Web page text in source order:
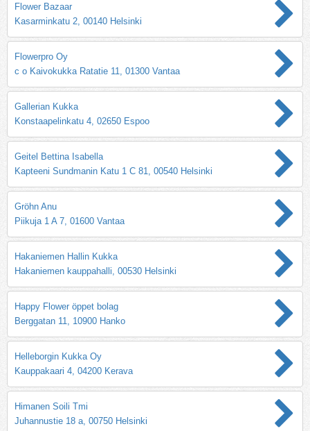
Flower Bazaar
Kasarminkatu 2, 00140 Helsinki
Flowerpro Oy
c o Kaivokukka Ratatie 11, 01300 Vantaa
Gallerian Kukka
Konstaapelinkatu 4, 02650 Espoo
Geitel Bettina Isabella
Kapteeni Sundmanin Katu 1 C 81, 00540 Helsinki
Gröhn Anu
Piikuja 1 A 7, 01600 Vantaa
Hakaniemen Hallin Kukka
Hakaniemen kauppahalli, 00530 Helsinki
Happy Flower öppet bolag
Berggatan 11, 10900 Hanko
Helleborgin Kukka Oy
Kauppakaari 4, 04200 Kerava
Himanen Soili Tmi
Juhannustie 18 a, 00750 Helsinki